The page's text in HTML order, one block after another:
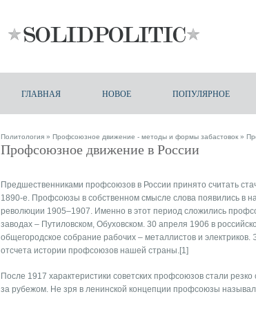
ГЛАВНАЯ НОВОЕ ПОПУЛЯРНОЕ
Политология » Профсоюзное движение - методы и формы забастовок »
Профсоюзное движение в России
Предшественниками профсоюзов в России принято считать
1890-е. Профсоюзы в собственном смысле слова появились в
революции 1905–1907. Именно в этот период сложились
заводах – Путиловском, Обуховском. 30 апреля 1906 в
общегородское собрание рабочих – металлистов и электриков.
отсчета истории профсоюзов нашей страны.[1]
После 1917 характеристики советских профсоюзов стали резко
за рубежом. Не зря в ленинской концепции профсоюзы